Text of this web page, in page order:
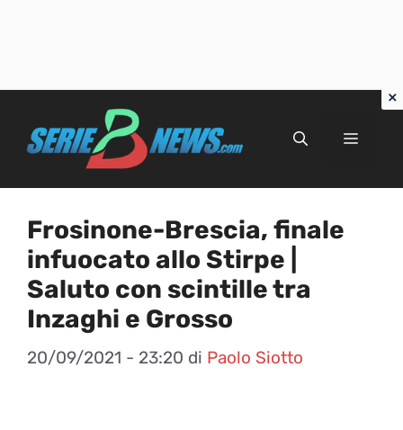
Menu
Frosinone-Brescia, finale
infuocato allo Stirpe |
Saluto con scintille tra
Inzaghi e Grosso
20/09/2021 - 23:20 di Paolo Siotto